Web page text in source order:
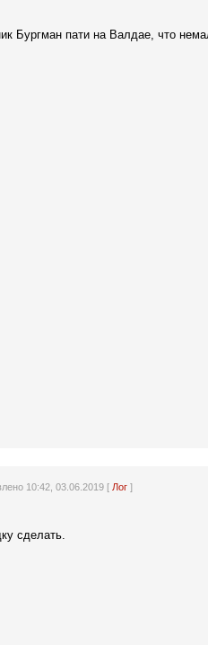
Бургман пати на Валдае, что
10:42, 03.06.2019 [ Лог]
сделать.